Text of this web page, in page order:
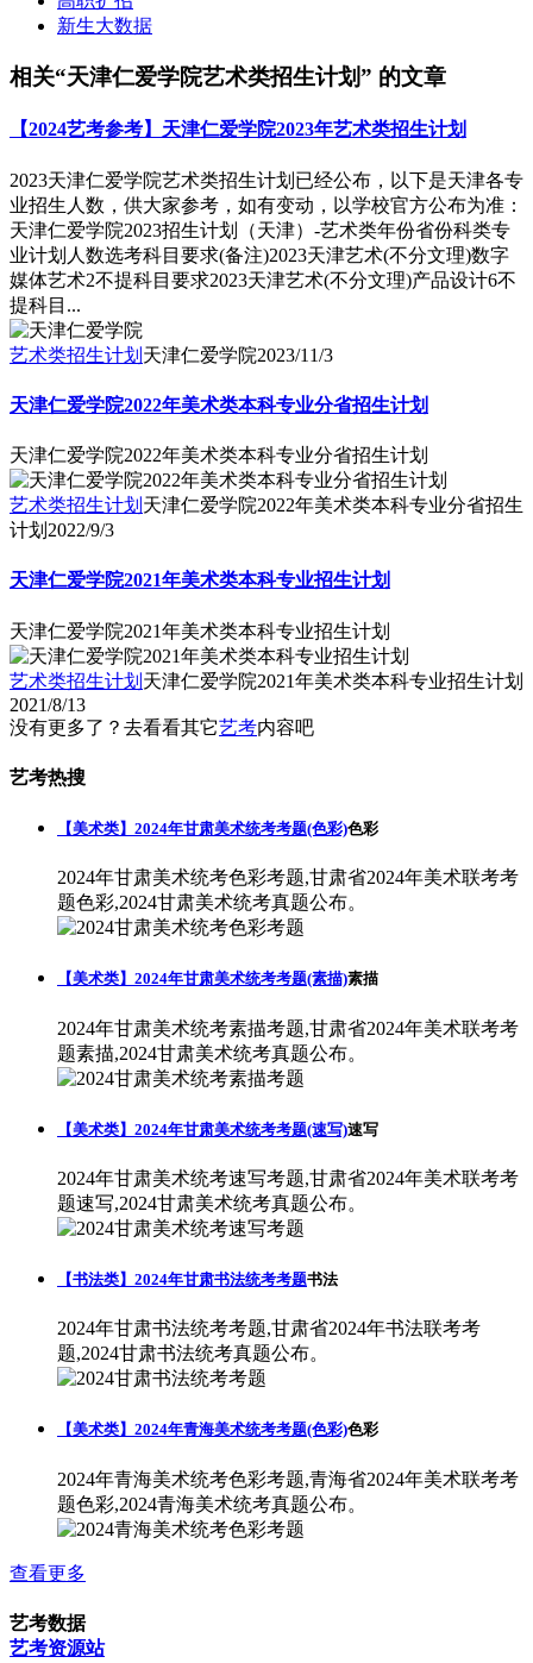
新生大数据
相关“天津仁爱学院艺术类招生计划” 的文章
【2024艺考参考】天津仁爱学院2023年艺术类招生计划
2023天津仁爱学院艺术类招生计划已经公布，以下是天津各专
业招生人数，供大家参考，如有变动，以学校官方公布为准：
天津仁爱学院2023招生计划（天津）-艺术类年份省份科类专
业计划人数选考科目要求(备注)2023天津艺术(不分文理)数字
媒体艺术2不提科目要求2023天津艺术(不分文理)产品设计6不
提科目...
艺术类招生计划 天津仁爱学院2023/11/3
天津仁爱学院2022年美术类本科专业分省招生计划
天津仁爱学院2022年美术类本科专业分省招生计划
艺术类招生计划 天津仁爱学院2022年美术类本科专业分省招生
计划 2022/9/3
天津仁爱学院2021年美术类本科专业招生计划
天津仁爱学院2021年美术类本科专业招生计划
艺术类招生计划 天津仁爱学院2021年美术类本科专业招生计划
2021/8/13
没有更多了？去看看其它艺考内容吧
艺考热搜
【美术类】2024年甘肃美术统考考题(色彩)色彩
2024年甘肃美术统考色彩考题,甘肃省2024年美术联考考
题色彩,2024甘肃美术统考真题公布。
【美术类】2024年甘肃美术统考考题(素描)素描
2024年甘肃美术统考素描考题,甘肃省2024年美术联考考
题素描,2024甘肃美术统考真题公布。
【美术类】2024年甘肃美术统考考题(速写)速写
2024年甘肃美术统考速写考题,甘肃省2024年美术联考考
题速写,2024甘肃美术统考真题公布。
【书法类】2024年甘肃书法统考考题书法
2024年甘肃书法统考考题,甘肃省2024年书法联考考
题,2024甘肃书法统考真题公布。
【美术类】2024年青海美术统考考题(色彩)色彩
2024年青海美术统考色彩考题,青海省2024年美术联考考
题色彩,2024青海美术统考真题公布。
查看更多
艺考数据
艺考资源站